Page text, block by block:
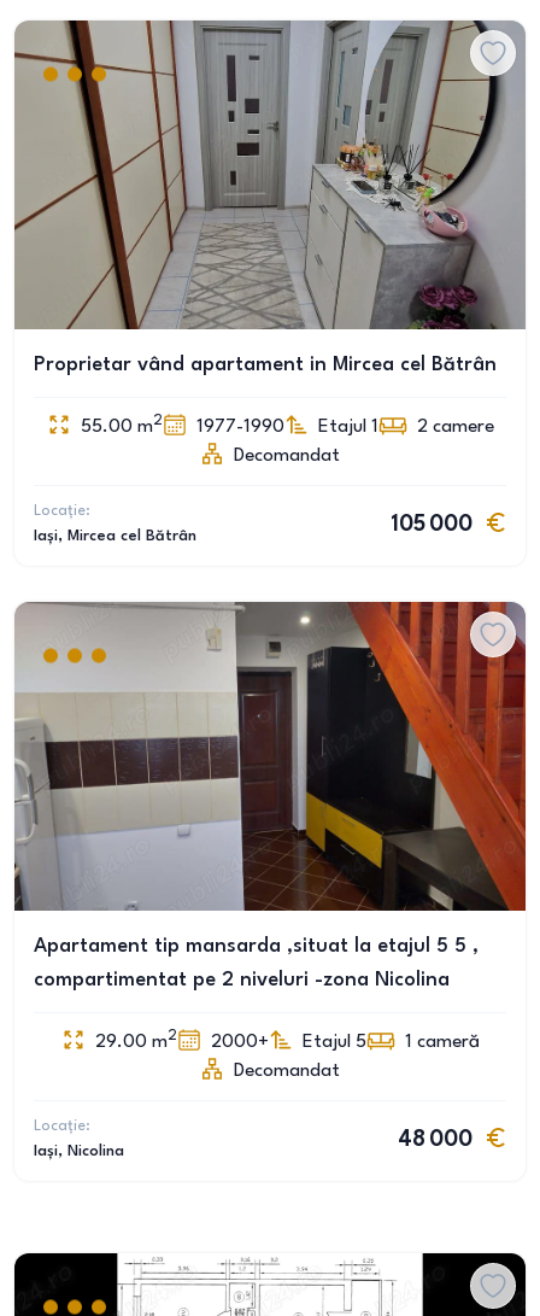
Proprietar vând apartament in Mircea cel Bătrân
55.00 m2 1977-1990 Etajul 1 2 camere
Decomandat
Locație:
Iași, Mircea cel Bătrân
105 000
Apartament tip mansarda ,situat la etajul 5 5 ,
compartimentat pe 2 niveluri -zona Nicolina
29.00 m2 2000+ Etajul 5 1 cameră
Decomandat
Locație:
Iași, Nicolina
48 000